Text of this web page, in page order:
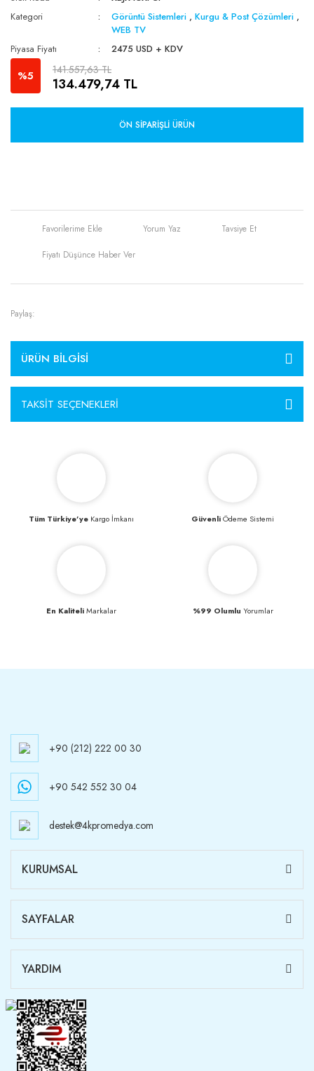
Kategori
Görüntü Sistemleri ,Kurgu & Post Çözümleri ,
WEB TV
Piyasa Fiyatı
2475 USD + KDV
%5 141.557,63 TL
134.479,74 TL
ÖN SIPARIŞLI ÜRÜN
Yorum Yaz Tavsiye Et
Fiyatı Düşünce Haber Ver
Paylaş:
ÜRÜN BILGISI
TAKSIT SEÇENEKLERI
Tüm Türkiye’yeKargo İmkanı GüvenliÖdeme Sistemi
En KaliteliMarkalar %99 Olumlu Yorumlar
+90 (212) 222 00 30
+90 542 552 30 04
destek@4kpromedya.com
KURUMSAL
SAYFALAR
YARDIM